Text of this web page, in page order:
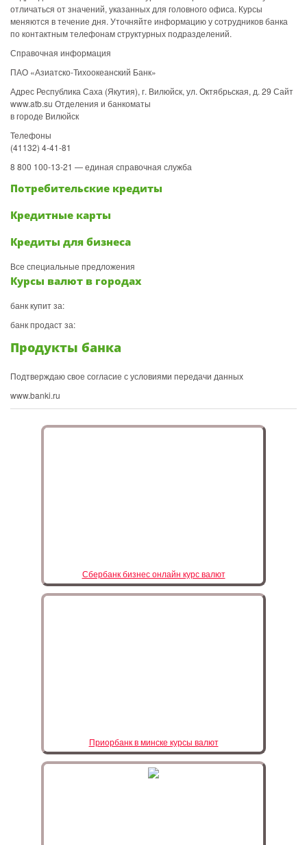
отличаться от значений, указанных для головного офиса. Курсы
меняются в течение дня. Уточняйте информацию у сотрудников банка
по контактным телефонам структурных подразделений.
Справочная информация
ПАО «Азиатско-Тихоокеанский Банк»
Адрес Республика Саха (Якутия), г. Вилюйск, ул. Октябрьская, д. 29 Сайт
www.atb.su Отделения и банкоматы
в городе Вилюйск
Телефоны
(41132) 4-41-81
8 800 100-13-21 — единая справочная служба
Потребительские кредиты
Кредитные карты
Кредиты для бизнеса
Все специальные предложения
Курсы валют в городах
банк купит за:
банк продаст за:
Продукты банка
Подтверждаю свое согласие с условиями передачи данных
www.banki.ru
Сбербанк бизнес онлайн курс валют
Приорбанк в минске курсы валют